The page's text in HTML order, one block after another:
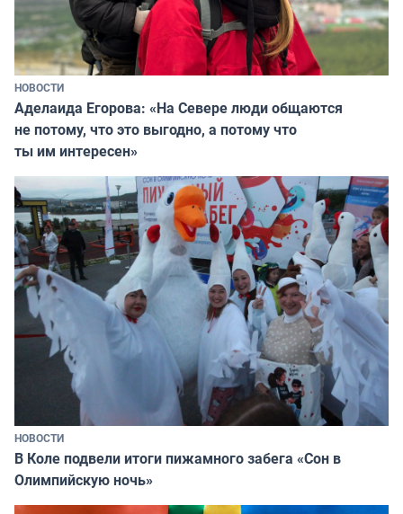
НОВОСТИ
Аделаида Егорова: «На Севере люди общаются
не потому, что это выгодно, а потому что
ты им интересен»
НОВОСТИ
В Коле подвели итоги пижамного забега «Сон в
Олимпийскую ночь»